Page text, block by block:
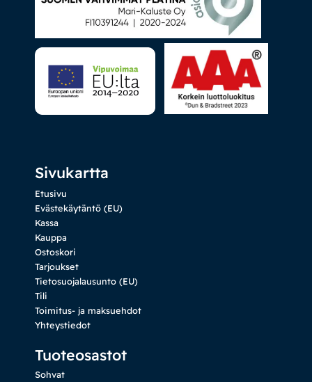
Sivukartta
Etusivu
Evästekäytäntö (EU)
Kassa
Kauppa
Ostoskori
Tarjoukset
Tietosuojalausunto (EU)
Tili
Toimitus- ja maksuehdot
Yhteystiedot
Tuoteosastot
Sohvat